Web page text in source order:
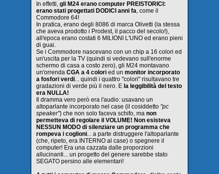
In effetti, gli M24 erano computer PREISTORICI:
erano stati progettati DODICI anni fa, come il
Commodore 64!
In pratica, erano degli 8086 di marca Olivetti (la stessa
che aveva prodotto i Prodest, il pacco del secolo!),
all'epoca erano costati 6 MILIONI L'UNO ed erano pieni
di guai.
Se i Commodore nascevano con un chip a 16 colori ed
un'uscita per la TV (quindi si vedevano sull'enorme
schermo di casa a costo zero), gli M24 montavano
un'orrenda CGA a 4 colori ed un monitor incorporato
a fosfori verdi... quindi i quattro "colori" risultavano tre
gradazioni di verde più il nero. E la leggibilità del testo
era NULLA!
Il dramma vero però era l'audio: usavano un
altoparlante incorporato nel case (il cosiddetto "pc
speaker") che non solo faceva schifo, ma non
permetteva di regolare il VOLUME! Non esisteva
NESSUN MODO di silenziare un programma che
rompeva i coglioni... a parte distruggere l'altoparlante
(che, ripeto, era INTERNO al case) o spegnere il
computer! Era una cazzata dalle proporzioni
allucinanti... un progetto del genere sarebbe stato
SEGATO persino alle elementari!